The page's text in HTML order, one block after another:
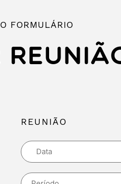
FORMULÁRIO
REUNIÃO